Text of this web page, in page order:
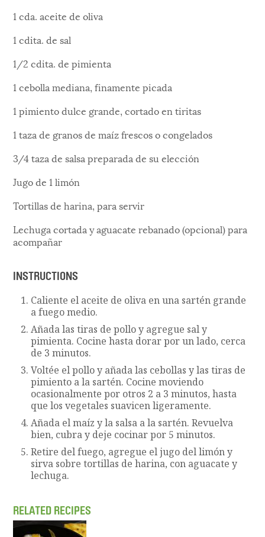
1 cda. aceite de oliva
1 cdita. de sal
1/2 cdita. de pimienta
1 cebolla mediana, finamente picada
1 pimiento dulce grande, cortado en tiritas
1 taza de granos de maíz frescos o congelados
3/4 taza de salsa preparada de su elección
Jugo de 1 limón
Tortillas de harina, para servir
Lechuga cortada y aguacate rebanado (opcional) para
acompañar
INSTRUCTIONS
Caliente el aceite de oliva en una sartén grande
a fuego medio.
Añada las tiras de pollo y agregue sal y
pimienta. Cocine hasta dorar por un lado, cerca
de 3 minutos.
Voltée el pollo y añada las cebollas y las tiras de
pimiento a la sartén. Cocine moviendo
ocasionalmente por otros 2 a 3 minutos, hasta
que los vegetales suavicen ligeramente.
Añada el maíz y la salsa a la sartén. Revuelva
bien, cubra y deje cocinar por 5 minutos.
Retire del fuego, agregue el jugo del limón y
sirva sobre tortillas de harina, con aguacate y
lechuga.
RELATED RECIPES